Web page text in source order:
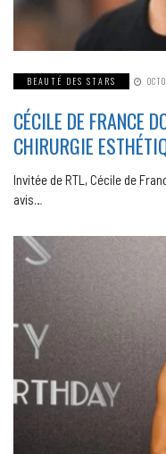
BEAUTÉ DES STARS
CÉCILE DE FRANCE
CHIRURGIE
Invitée de RTL, Cécile de
avis…